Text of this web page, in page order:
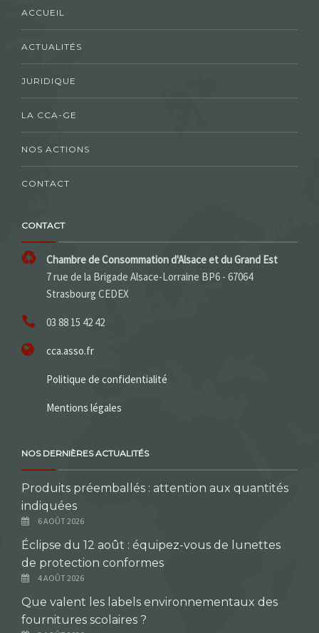
ACCUEIL
ACTUALITÉS
JURIDIQUE
LA CCA-GE
NOS ACTIONS
CONTACT
CONTACT
Chambre de Consommation d'Alsace et du Grand Est
7 rue de la Brigade Alsace-Lorraine BP6 - 67064
Strasbourg CEDEX
03 88 15 42 42
cca.asso.fr
Politique de confidentialité
Mentions légales
NOS DERNIÈRES ACTUALITÉS
Produits préemballés : attention aux quantités
indiquées
6 AOÛT 2026
Éclipse du 12 août : équipez-vous de lunettes
de protection conformes
4 AOÛT 2026
Que valent les labels environnementaux des
fournitures scolaires ?